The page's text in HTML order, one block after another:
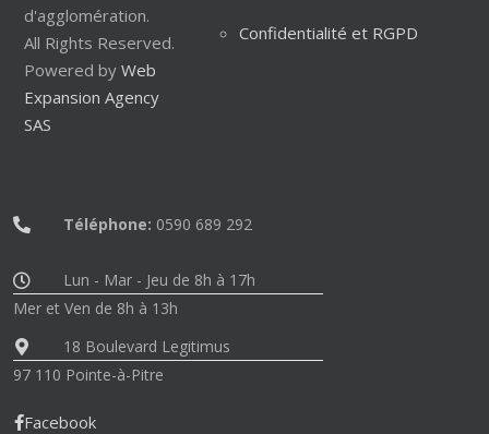
d'agglomération.
All Rights Reserved.
Powered by Web
Expansion Agency
SAS
Confidentialité et RGPD
Téléphone: 0590 689 292
Lun - Mar - Jeu de 8h à 17h
Mer et Ven de 8h à 13h
18 Boulevard Legitimus
97 110 Pointe-à-Pitre
Facebook